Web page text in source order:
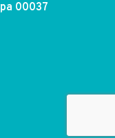
00037